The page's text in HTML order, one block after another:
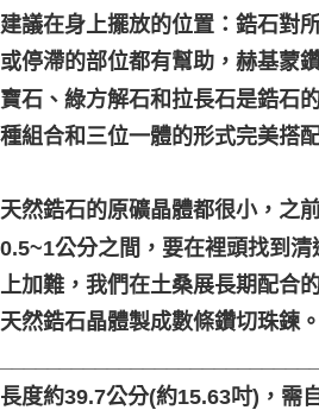
建議在身上擺放的位置：鋯石對
或停滯的部位都有幫助，赫基蒙
寶石、綠方解石和拉長石是鋯石
種組合和三位一體的形式完美搭
天然鋯石的原礦晶體都很小，之
0.5~1公分之間，要在裡頭找到
上加難，我們在土桑展長期配合
天然鋯石晶體製成數條鑽切珠鍊。
長度約39.7公分(約15.63吋)，需